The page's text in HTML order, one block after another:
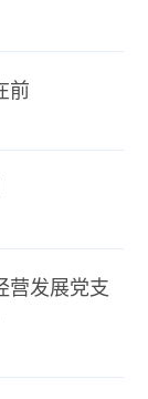
前
营发展党支